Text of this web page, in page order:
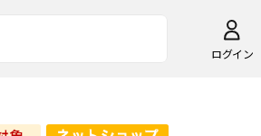
ログイン